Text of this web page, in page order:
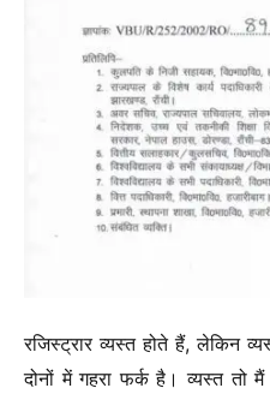
रजिस्ट्रार व्यस्त होते हैं, लेकिन
दोनों में गहरा फर्क है। व्यस्त तो